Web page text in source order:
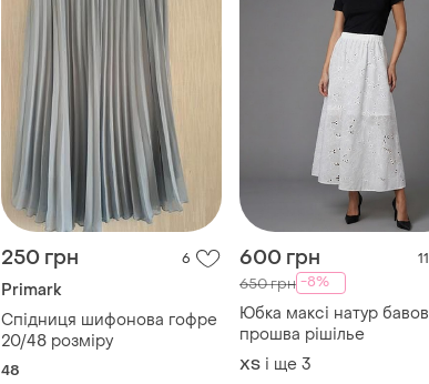
250 грн 6
Primark
Спідниця шифонова гофре
20/48 розміру
48
600 грн 11
650 грн -8%
Юбка максі натур
прошва рішілье
ХS і ще 3